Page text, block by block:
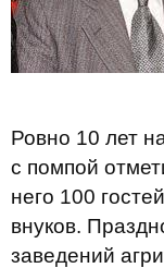
Ровно 10 лет
с помпой
него 100
внуков.
заведений